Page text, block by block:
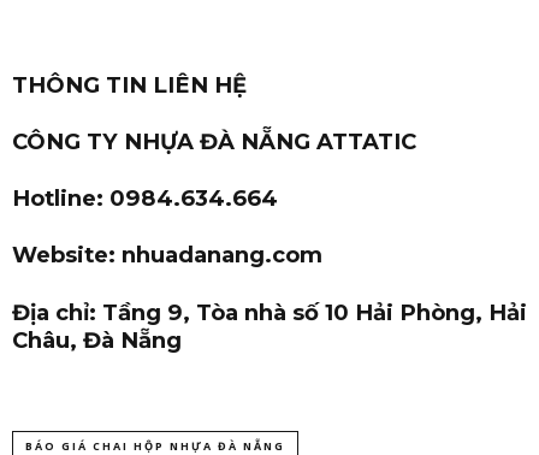
THÔNG TIN LIÊN HỆ
CÔNG TY NHỰA ĐÀ NẴNG ATTATIC
Hotline: 0984.634.664
Website: nhuadanang.com
Địa chỉ: Tầng 9, Tòa nhà số 10 Hải Phòng, Hải
Châu, Đà Nẵng
BÁO GIÁ CHAI HỘP NHỰA ĐÀ NẴNG